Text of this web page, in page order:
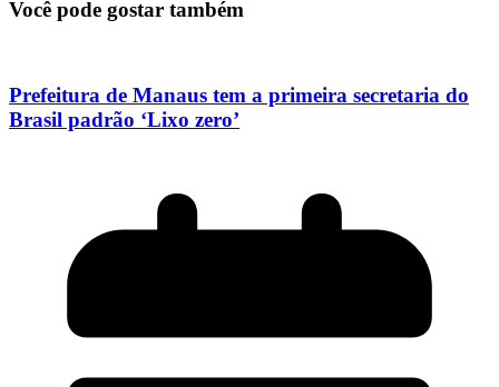
Você pode gostar também
Prefeitura de Manaus tem a primeira secretaria do
Brasil padrão ‘Lixo zero’